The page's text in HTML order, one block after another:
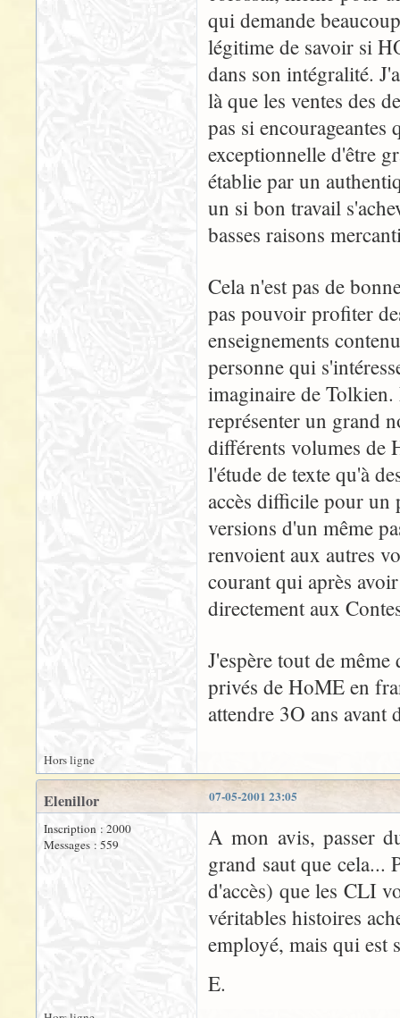
qui demande
légitime de savoir si
dans son intégralité.
là que les ventes des
pas si encourageantes
exceptionnelle d'être
établie par un
un si bon travail
basses raisons
Cela n'est pas de
pas pouvoir profiter
enseignements
personne qui
imaginaire de
représenter un grand
différents volumes de
l'étude de texte qu'à
accès difficile pour un
versions d'un même
renvoient aux autres
courant qui après
directement aux
J'espère tout de même
privés de HoME en
attendre 3O ans
Hors ligne
07-05-2001 23:05
Elenillor
Inscription : 2000
Messages : 559
A mon avis, passer
grand saut que cela...
d'accès) que les CLI
véritables histoires
employé, mais qui est
E.